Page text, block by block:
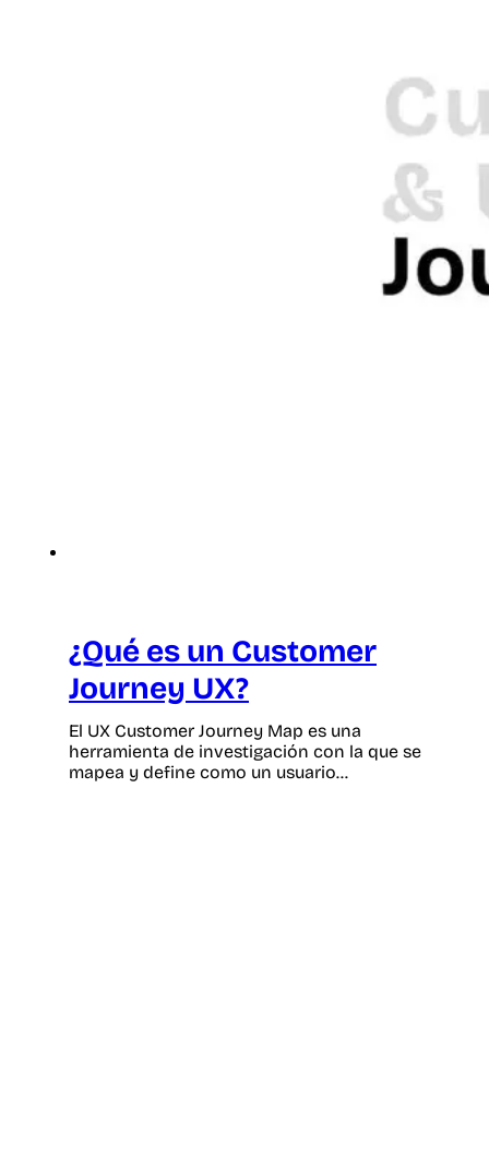
¿Qué es un Customer
Journey UX?
El UX Customer Journey Map es una
herramienta de investigación con la que se
mapea y define como un usuario…